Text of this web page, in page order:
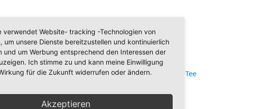
- Tee mit Guarana, Koffein,Kräutertee,ohne Aroma
Tee
verwendet Website- tracking -Technologien von
um unsere Dienste bereitzustellen und kontinuierlich
und um Werbung entsprechend den Interessen der
Ich stimme zu und kann meine Einwilligung
für die Zukunft widerrufen oder ändern.
Akzeptieren